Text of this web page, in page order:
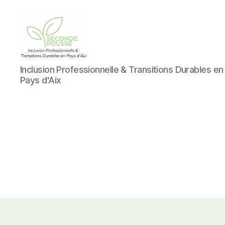
AMS
Environnement
/
Inclusion Professionnelle & Transitions Durables en
Pays d'Aix